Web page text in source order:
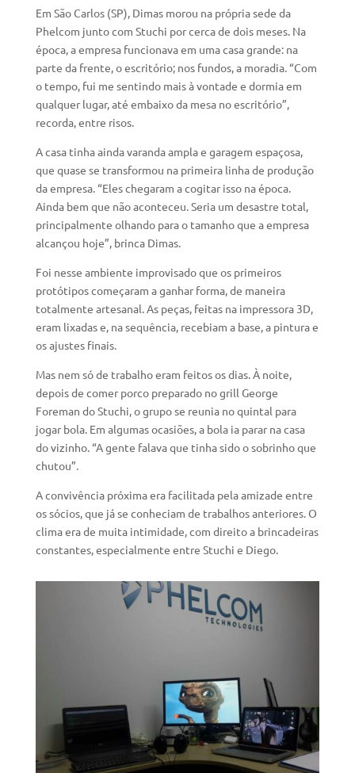
Em São Carlos (SP), Dimas morou na própria sede da
Phelcom junto com Stuchi por cerca de dois meses. Na
época, a empresa funcionava em uma casa grande: na
parte da frente, o escritório; nos fundos, a moradia. “Com
o tempo, fui me sentindo mais à vontade e dormia em
qualquer lugar, até embaixo da mesa no escritório”,
recorda, entre risos.
A casa tinha ainda varanda ampla e garagem espaçosa,
que quase se transformou na primeira linha de produção
da empresa. “Eles chegaram a cogitar isso na época.
Ainda bem que não aconteceu. Seria um desastre total,
principalmente olhando para o tamanho que a empresa
alcançou hoje”, brinca Dimas.
Foi nesse ambiente improvisado que os primeiros
protótipos começaram a ganhar forma, de maneira
totalmente artesanal. As peças, feitas na impressora 3D,
eram lixadas e, na sequência, recebiam a base, a pintura e
os ajustes finais.
Mas nem só de trabalho eram feitos os dias. À noite,
depois de comer porco preparado no grill George
Foreman do Stuchi, o grupo se reunia no quintal para
jogar bola. Em algumas ocasiões, a bola ia parar na casa
do vizinho. “A gente falava que tinha sido o sobrinho que
chutou”.
A convivência próxima era facilitada pela amizade entre
os sócios, que já se conheciam de trabalhos anteriores. O
clima era de muita intimidade, com direito a brincadeiras
constantes, especialmente entre Stuchi e Diego.